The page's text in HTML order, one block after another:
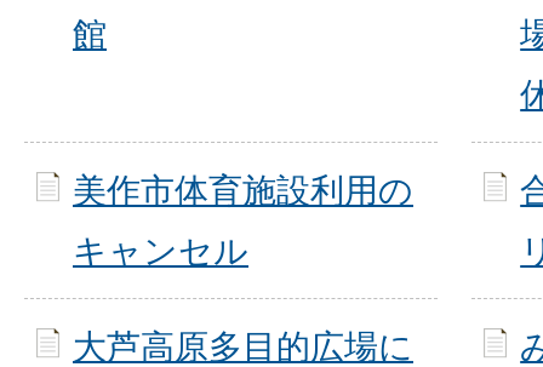
館
美作市体育施設利用の
キャンセル
大芦高原多目的広場に